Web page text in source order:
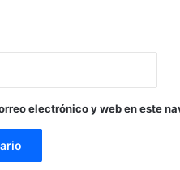
electrónico y web en este